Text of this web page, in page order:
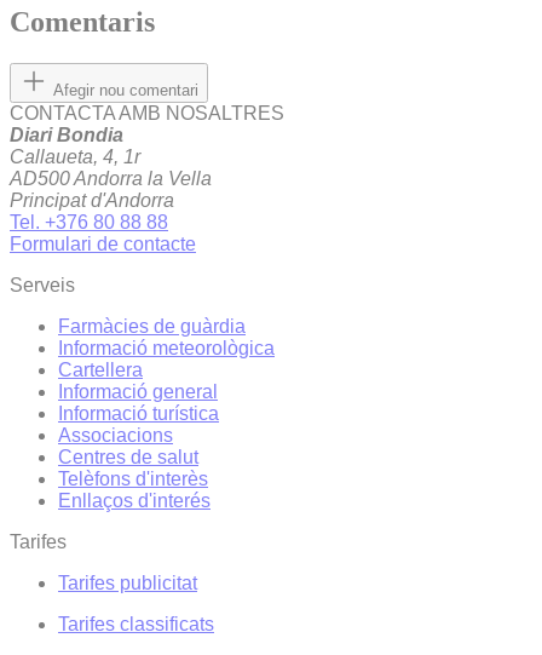
Comentaris
Afegir nou comentari
CONTACTA AMB NOSALTRES
Diari Bondia
Callaueta, 4, 1r
AD500 Andorra la Vella
Principat d'Andorra
Tel. +376 80 88 88
Formulari de contacte
Serveis
Farmàcies de guàrdia
Informació meteorològica
Cartellera
Informació general
Informació turística
Associacions
Centres de salut
Telèfons d'interès
Enllaços d'interés
Tarifes
Tarifes publicitat
Tarifes classificats